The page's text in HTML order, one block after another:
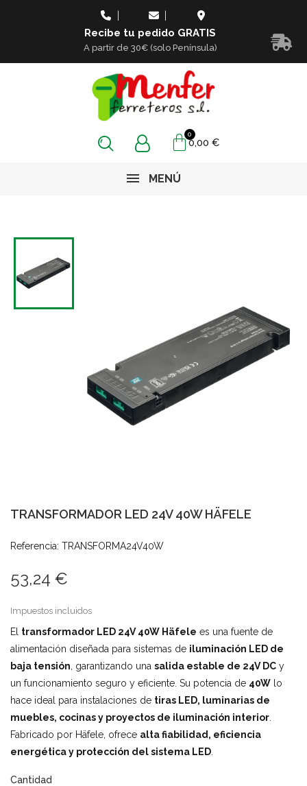
Recibe tu pedido GRATIS
A partir de 30€ (solo Península)
0,00 €
MENÚ
TRANSFORMADOR LED 24V 40W HÄFELE
Referencia: TRANSFORMA24V40W
53,24 €
Impuestos incluidos
El transformador LED 24V 40W Häfele es una fuente de
alimentación diseñada para sistemas de iluminación LED de
baja tensión , garantizando una salida estable de 24V DC y
un funcionamiento seguro y eficiente. Su potencia de 40W lo
hace ideal para instalaciones de tiras LED, luminarias de
muebles, cocinas y proyectos de iluminación interior
Fabricado por Häfele, ofrece alta fiabilidad, eficiencia
energética y protección del sistema LED
Cantidad